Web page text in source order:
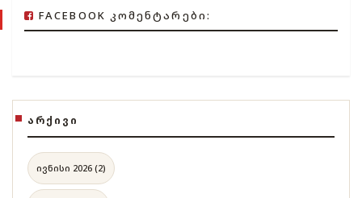
FACEBOOK ᲙᲝᲛᲔᲜᲢᲐᲠᲔᲑᲘ:
ᲐᲠᲥᲘᲕᲘ
ივნისი 2026 (2)